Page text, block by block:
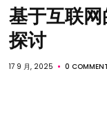
基于互联
探讨
17 9 月, 2025 0